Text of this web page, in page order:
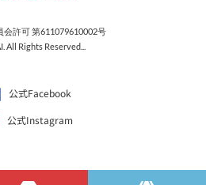
会許可 第611079610002号
All Rights Reserved...
公式Facebook
公式Instagram